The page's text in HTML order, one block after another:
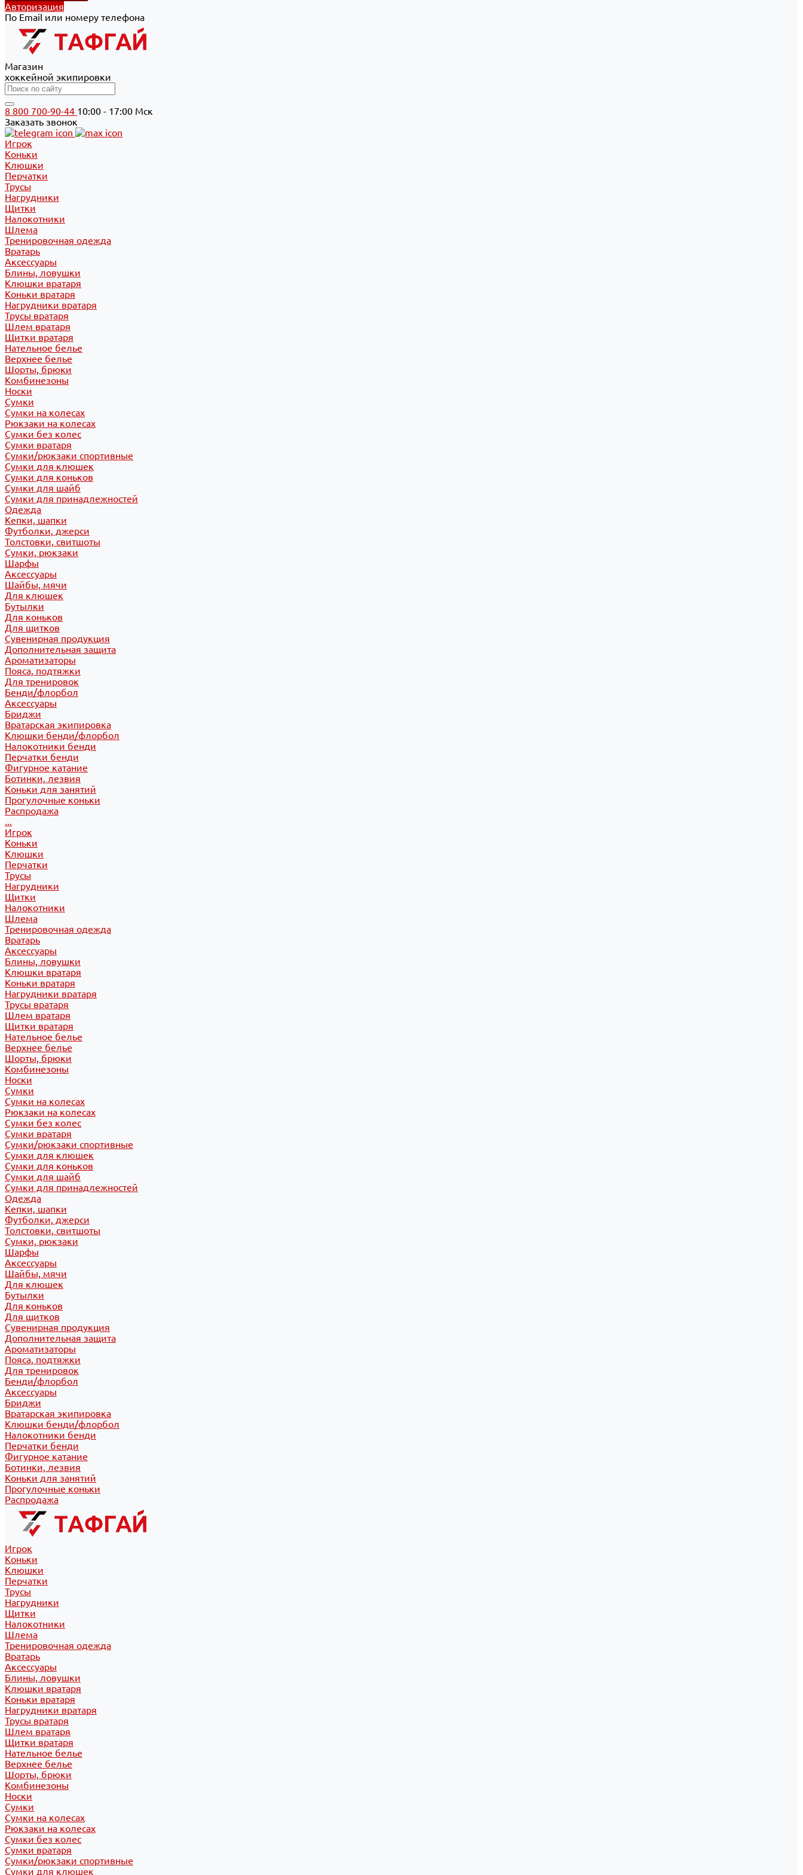
Авторизация
По Email или номеру телефона
Магазин
хоккейной экипировки
8 800 700-90-44 10:00 - 17:00 Мск
Заказать звонок
Игрок
Коньки
Клюшки
Перчатки
Трусы
Нагрудники
Щитки
Налокотники
Шлема
Тренировочная одежда
Вратарь
Аксессуары
Блины, ловушки
Клюшки вратаря
Коньки вратаря
Нагрудники вратаря
Трусы вратаря
Шлем вратаря
Щитки вратаря
Нательное белье
Верхнее белье
Шорты, брюки
Комбинезоны
Носки
Сумки
Сумки на колесах
Рюкзаки на колесах
Сумки без колес
Сумки вратаря
Сумки/рюкзаки спортивные
Сумки для клюшек
Сумки для коньков
Сумки для шайб
Сумки для принадлежностей
Одежда
Кепки, шапки
Футболки, джерси
Толстовки, свитшоты
Сумки, рюкзаки
Шарфы
Аксессуары
Шайбы, мячи
Для клюшек
Бутылки
Для коньков
Для щитков
Сувенирная продукция
Дополнительная защита
Ароматизаторы
Пояса, подтяжки
Для тренировок
Бенди/флорбол
Аксессуары
Бриджи
Вратарская экипировка
Клюшки бенди/флорбол
Налокотники бенди
Перчатки бенди
Фигурное катание
Ботинки, лезвия
Коньки для занятий
Прогулочные коньки
Распродажа
...
Игрок
Коньки
Клюшки
Перчатки
Трусы
Нагрудники
Щитки
Налокотники
Шлема
Тренировочная одежда
Вратарь
Аксессуары
Блины, ловушки
Клюшки вратаря
Коньки вратаря
Нагрудники вратаря
Трусы вратаря
Шлем вратаря
Щитки вратаря
Нательное белье
Верхнее белье
Шорты, брюки
Комбинезоны
Носки
Сумки
Сумки на колесах
Рюкзаки на колесах
Сумки без колес
Сумки вратаря
Сумки/рюкзаки спортивные
Сумки для клюшек
Сумки для коньков
Сумки для шайб
Сумки для принадлежностей
Одежда
Кепки, шапки
Футболки, джерси
Толстовки, свитшоты
Сумки, рюкзаки
Шарфы
Аксессуары
Шайбы, мячи
Для клюшек
Бутылки
Для коньков
Для щитков
Сувенирная продукция
Дополнительная защита
Ароматизаторы
Пояса, подтяжки
Для тренировок
Бенди/флорбол
Аксессуары
Бриджи
Вратарская экипировка
Клюшки бенди/флорбол
Налокотники бенди
Перчатки бенди
Фигурное катание
Ботинки, лезвия
Коньки для занятий
Прогулочные коньки
Распродажа
Игрок
Коньки
Клюшки
Перчатки
Трусы
Нагрудники
Щитки
Налокотники
Шлема
Тренировочная одежда
Вратарь
Аксессуары
Блины, ловушки
Клюшки вратаря
Коньки вратаря
Нагрудники вратаря
Трусы вратаря
Шлем вратаря
Щитки вратаря
Нательное белье
Верхнее белье
Шорты, брюки
Комбинезоны
Носки
Сумки
Сумки на колесах
Рюкзаки на колесах
Сумки без колес
Сумки вратаря
Сумки/рюкзаки спортивные
Сумки для клюшек